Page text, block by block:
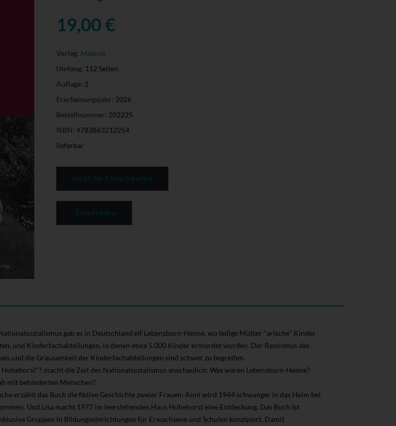
19,00 €
Verlag: Mabuse
Umfang: 112 Seiten
Auflage: 2
Erscheinungsjahr: 2026
Bestellnummer: 202225
ISBN: 9783863212254
lieferbar
gab es in Deutschland elf Lebensborn-Heime, wo ledige Mütter "arische" Kinder
und Kinderfachabteilungen, in denen etwa 5.000 Kinder ermordet wurden. Der Rassismus des
und die Grausamkeit der Kinderfachabteilungen sind schwer zu begreifen.
macht die Zeit des Nationalsozialismus anschaulich: Was waren Lebensborn-Heime?
mit behinderten Menschen?
erzählt das Buch die fiktive Geschichte zweier Frauen: Anni wird 1944 schwanger in das Heim bei
Und Lisa macht 1977 im leerstehenden Haus Hohehorst eine Entdeckung. Das Buch ist
Gruppen in Bildungseinrichtungen für Erwachsene und Schulen konzipiert. Damit